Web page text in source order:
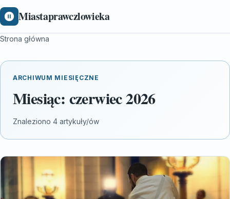
Miastaprawczlowieka
Strona główna
ARCHIWUM MIESIĘCZNE
Miesiąc: czerwiec 2026
Znaleziono 4 artykuły/ów